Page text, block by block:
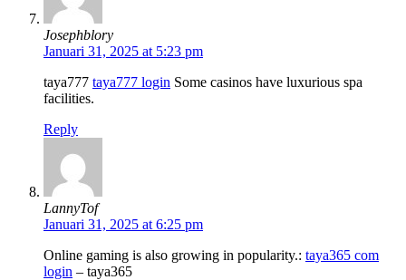
Josephblory
Januari 31, 2025 at 5:23 pm
taya777 taya777 login Some casinos have luxurious spa
facilities.
Reply
LannyTof
Januari 31, 2025 at 6:25 pm
Online gaming is also growing in popularity.: taya365 com
login – taya365